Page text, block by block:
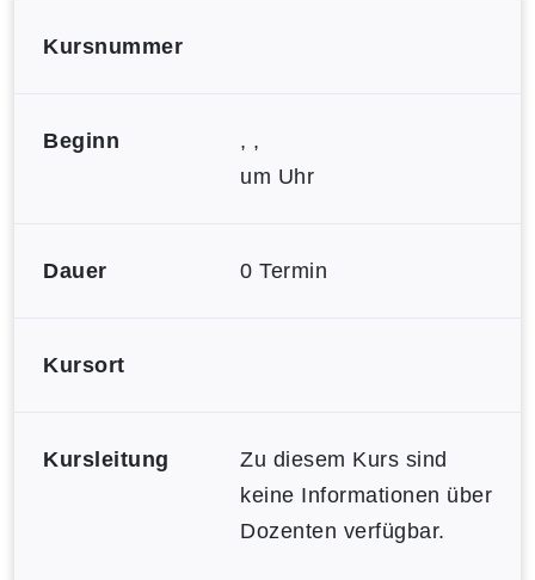
Kursnummer
Beginn
, ,
um Uhr
Dauer 0 Termin
Kursort
Kursleitung
Zu diesem Kurs sind
keine Informationen über
Dozenten verfügbar.